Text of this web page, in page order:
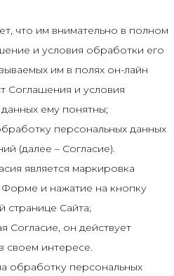
что им внимательно в полном
и условия обработки его
им в полях он-лайн
Соглашения и условия
ему понятны;
персональных данных
(далее – Согласие).
является маркировка
и нажатие на кнопку
Сайта;
Согласие, он действует
своем интересе.
обработку персональных